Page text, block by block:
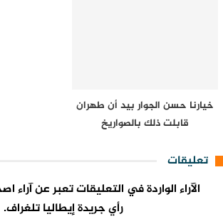
خيارنا حسن الجوار بيد أن طهران
قابلت ذلك بالصواريخ
تعليقات
الآراء الواردة في التعليقات تعبر عن
رأي جريدة إيطاليا تلغراف.